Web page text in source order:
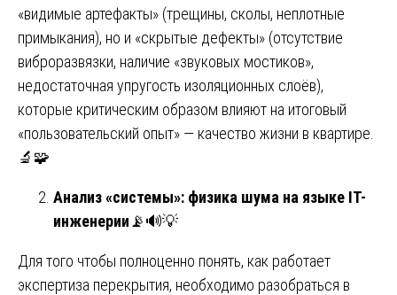
«видимые артефакты» (трещины, сколы, неплотные
примыкания), но и «скрытые дефекты» (отсутствие
виброразвязки, наличие «звуковых мостиков»,
недостаточная упругость изоляционных слоёв),
которые критическим образом влияют на итоговый
«пользовательский опыт» — качество жизни в квартире.
🔬🧩
Анализ «системы»: физика шума на языке IT-
инженерии 📡🔊💡
Для того чтобы полноценно понять, как работает
экспертиза перекрытия, необходимо разобраться в